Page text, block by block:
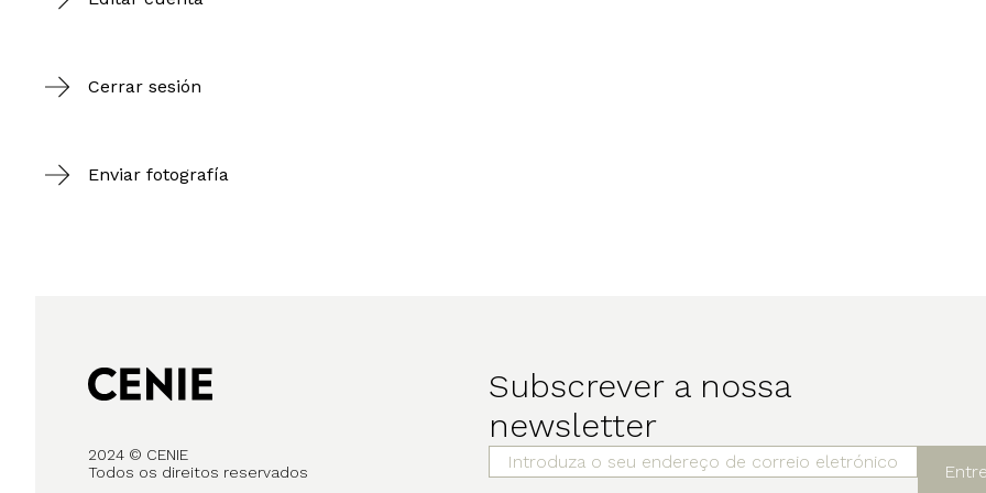
Cerrar sesión
Enviar fotografía
Subscrever a nossa
newsletter
2024 © CENIE
Todos os direitos reservados